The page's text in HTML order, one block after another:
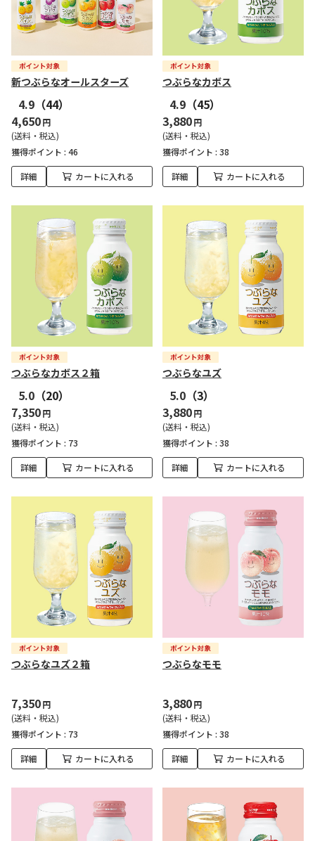
新つぶらなオールスターズ
4.9 （44）
4,650円
(送料・税込)
獲得ポイント : 46
詳細 カートに入れる
つぶらなカボス
4.9 （45）
3,880円
(送料・税込)
獲得ポイント : 38
詳細 カートに入れる
つぶらなカボス２箱
5.0 （20）
7,350円
(送料・税込)
獲得ポイント : 73
詳細 カートに入れる
つぶらなユズ
5.0 （3）
3,880円
(送料・税込)
獲得ポイント : 38
詳細 カートに入れる
つぶらなユズ２箱
7,350円
(送料・税込)
獲得ポイント : 73
詳細 カートに入れる
つぶらなモモ
3,880円
(送料・税込)
獲得ポイント : 38
詳細 カートに入れる